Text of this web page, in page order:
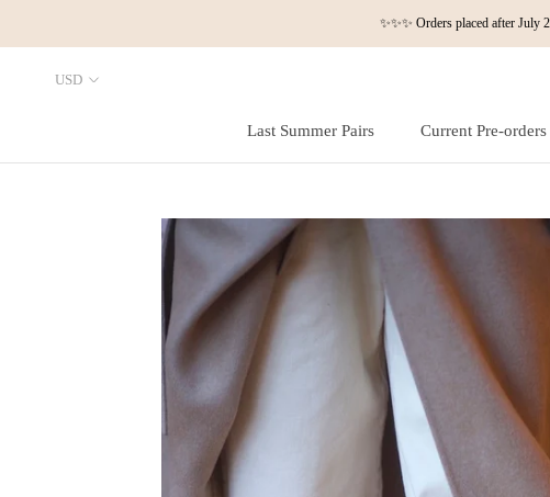
✨✨✨ Orders placed after July
Last Summer Pairs
Current Pre-orders